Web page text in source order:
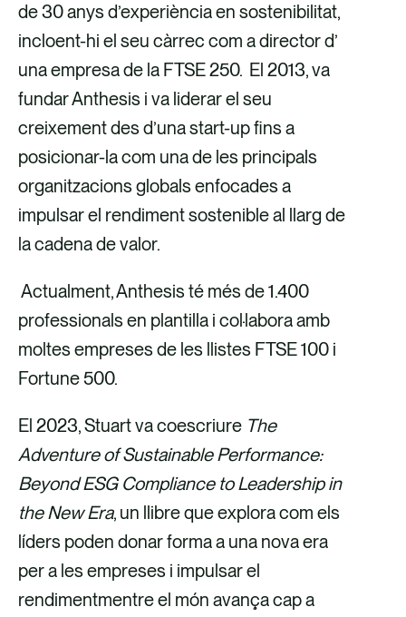
de 30 anys d’experiència en sostenibilitat,
incloent-hi el seu càrrec com a director d’
una empresa de la FTSE 250. El 2013, va
fundar Anthesis i va liderar el seu
creixement des d’una start-up fins a
posicionar-la com una de les principals
organitzacions globals enfocades a
impulsar el rendiment sostenible al llarg de
la cadena de valor.
Actualment, Anthesis té més de 1.400
professionals en plantilla i col·labora amb
moltes empreses de les llistes FTSE 100 i
Fortune 500.
El 2023, Stuart va coescriure The
Adventure of Sustainable Performance:
Beyond ESG Compliance to Leadership in
the New Era, un llibre que explora com els
líders poden donar forma a una nova era
per a les empreses i impulsar el
rendimentmentre el món avança cap a